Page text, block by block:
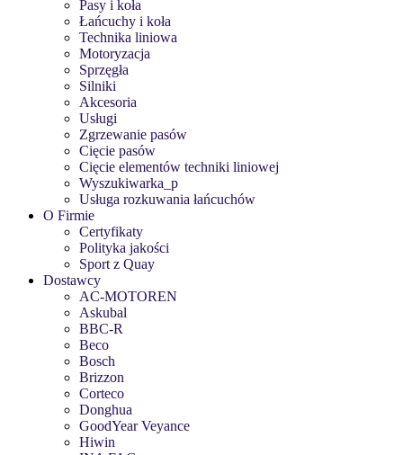
Pasy i koła
Łańcuchy i koła
Technika liniowa
Motoryzacja
Sprzęgła
Silniki
Akcesoria
Usługi
Zgrzewanie pasów
Cięcie pasów
Cięcie elementów techniki liniowej
Wyszukiwarka_p
Usługa rozkuwania łańcuchów
O Firmie
Certyfikaty
Polityka jakości
Sport z Quay
Dostawcy
AC-MOTOREN
Askubal
BBC-R
Beco
Bosch
Brizzon
Corteco
Donghua
GoodYear Veyance
Hiwin